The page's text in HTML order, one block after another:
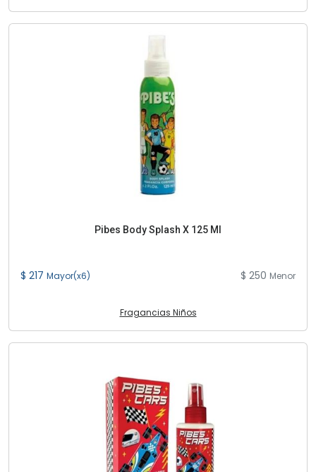
Pibes Body Splash X 125 Ml
$ 217 Mayor(x6) $ 250 Menor
Fragancias Niños